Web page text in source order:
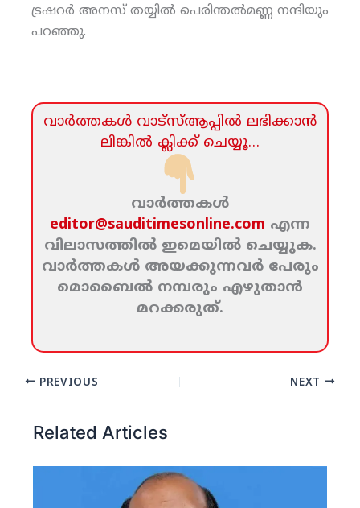
ട്രഷറര്‍ അനസ് തയ്യില്‍ പെരിന്തല്‍മണ്ണ നന്ദിയും
പറഞ്ഞു.
വാര്‍ത്തകള്‍ വാട്‌സ്‌ആപ്പില്‍ ലഭിക്കാന്‍
ലിങ്കില്‍ ക്ലിക്ക്‌ ചെയ്യൂ…
വാര്‍ത്തകള്‍
editor@sauditimesonline.com എന്ന
വിലാസത്തില്‍ ഇമെയില്‍ ചെയ്യുക.
വാര്‍ത്തകള്‍ അയക്കുന്നവര്‍ പേരും
മൊബൈല്‍ നമ്പരും എഴുതാന്‍
മറക്കരുത്‌.
PREVIOUS NEXT
Related Articles